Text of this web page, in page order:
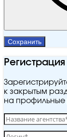
Сохранить
Регистрация
к закрытым
на профильные